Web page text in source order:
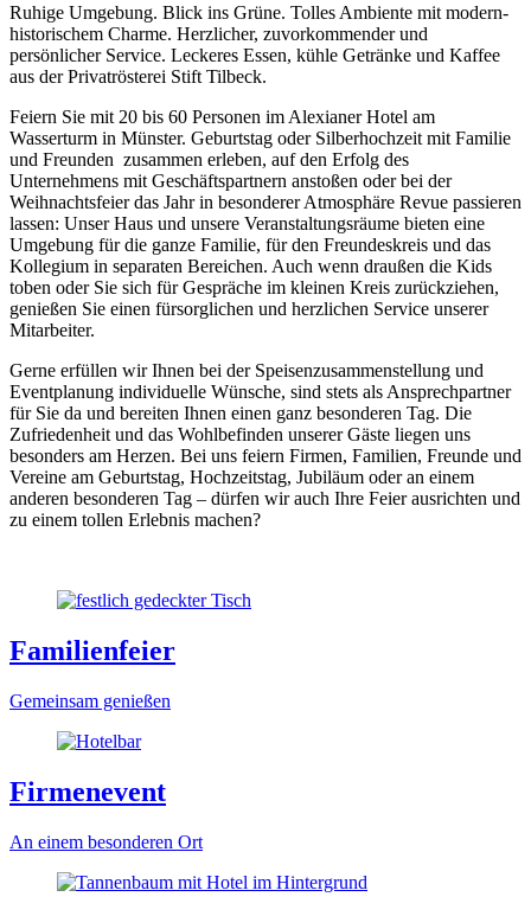
Ruhige Umgebung. Blick ins Grüne. Tolles Ambiente mit modern-
historischem Charme. Herzlicher, zuvorkommender und
persönlicher Service. Leckeres Essen, kühle Getränke und Kaffee
aus der Privatrösterei Stift Tilbeck.
Feiern Sie mit 20 bis 60 Personen im Alexianer Hotel am
Wasserturm in Münster. Geburtstag oder Silberhochzeit mit Familie
und Freunden zusammen erleben, auf den Erfolg des
Unternehmens mit Geschäftspartnern anstoßen oder bei der
Weihnachtsfeier das Jahr in besonderer Atmosphäre Revue passieren
lassen: Unser Haus und unsere Veranstaltungsräume bieten eine
Umgebung für die ganze Familie, für den Freundeskreis und das
Kollegium in separaten Bereichen. Auch wenn draußen die Kids
toben oder Sie sich für Gespräche im kleinen Kreis zurückziehen,
genießen Sie einen fürsorglichen und herzlichen Service unserer
Mitarbeiter.
Gerne erfüllen wir Ihnen bei der Speisenzusammenstellung und
Eventplanung individuelle Wünsche, sind stets als Ansprechpartner
für Sie da und bereiten Ihnen einen ganz besonderen Tag. Die
Zufriedenheit und das Wohlbefinden unserer Gäste liegen uns
besonders am Herzen. Bei uns feiern Firmen, Familien, Freunde und
Vereine am Geburtstag, Hochzeitstag, Jubiläum oder an einem
anderen besonderen Tag – dürfen wir auch Ihre Feier ausrichten und
zu einem tollen Erlebnis machen?
Familienfeier
Gemeinsam genießen
Firmenevent
An einem besonderen Ort